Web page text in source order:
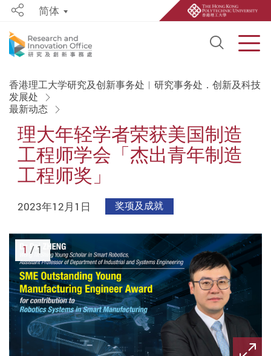
Open
Share简体
香港理工大学研究及创新事务处︱研究事务处．创新及科技
发展处
最新动态
理大年轻学者荣获美国制造
工程师学会「杰出青年制造
工程师奖」
2023年12月1日 奖项及成就
1 / 1